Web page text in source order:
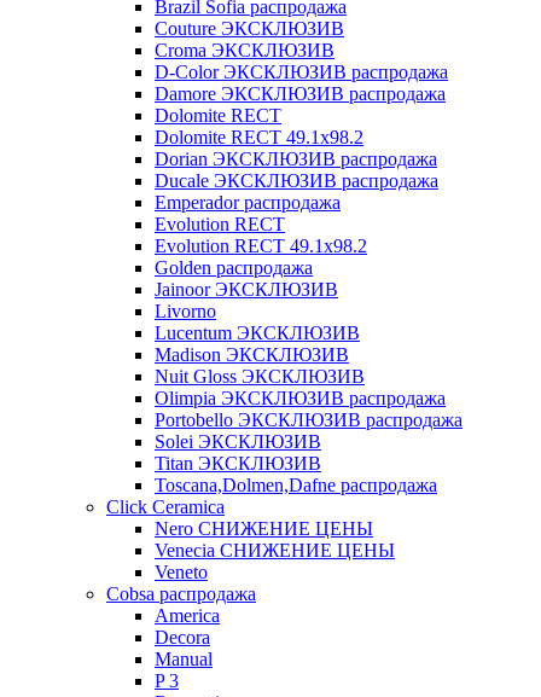
Brazil Sofia распродажа
Couture ЭКСКЛЮЗИВ
Croma ЭКСКЛЮЗИВ
D-Color ЭКСКЛЮЗИВ распродажа
Damore ЭКСКЛЮЗИВ распродажа
Dolomite RECT
Dolomite RECT 49.1x98.2
Dorian ЭКСКЛЮЗИВ распродажа
Ducale ЭКСКЛЮЗИВ распродажа
Emperador распродажа
Evolution RECT
Evolution RECT 49.1x98.2
Golden распродажа
Jainoor ЭКСКЛЮЗИВ
Livorno
Lucentum ЭКСКЛЮЗИВ
Madison ЭКСКЛЮЗИВ
Nuit Gloss ЭКСКЛЮЗИВ
Olimpia ЭКСКЛЮЗИВ распродажа
Portobello ЭКСКЛЮЗИВ распродажа
Solei ЭКСКЛЮЗИВ
Titan ЭКСКЛЮЗИВ
Toscana,Dolmen,Dafne распродажа
Cliсk Ceramica
Nero СНИЖЕНИЕ ЦЕНЫ
Venecia СНИЖЕНИЕ ЦЕНЫ
Veneto
Cobsa распродажа
America
Decora
Manual
P 3